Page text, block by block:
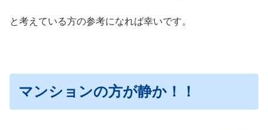
と考えている方の参考になれば幸いです。
マンションの方が静か！！